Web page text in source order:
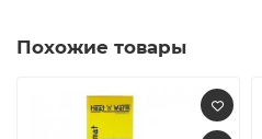
Похожие товары